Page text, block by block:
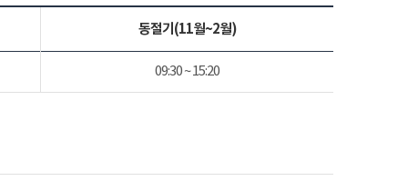
동절기(11월~2월)
09:30 ~ 15:20